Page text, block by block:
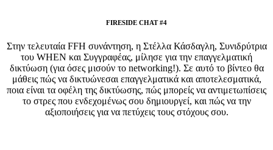
FIRESIDE CHAT #4
Στην τελευταία FFH συνάντηση, η Στέλλα Κάσδαγλη, Συνιδρύτρια
του WHEN και Συγγραφέας, μίλησε για την επαγγελματική
δικτύωση (για όσες μισούν το networking!). Σε αυτό το βίντεο θα
μάθεις πώς να δικτυώνεσαι επαγγελματικά και αποτελεσματικά,
ποια είναι τα οφέλη της δικτύωσης, πώς μπορείς να αντιμετωπίσεις
το στρες που ενδεχομένως σου δημιουργεί, και πώς να την
αξιοποιήσεις για να πετύχεις τους στόχους σου.